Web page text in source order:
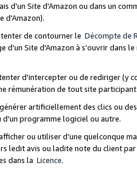
d'un Site d'Amazon ou dans un
d'Amazon).
de contourner le Décompte de
d'un Site d'Amazon à s'ouvrir dans
d'intercepter ou de rediriger
rémunération de tout site
artificiellement des clics ou
programme logiciel ou autre.
ou utiliser d’une quelconque
ledit avis ou ladite note du client
dans la Licence.